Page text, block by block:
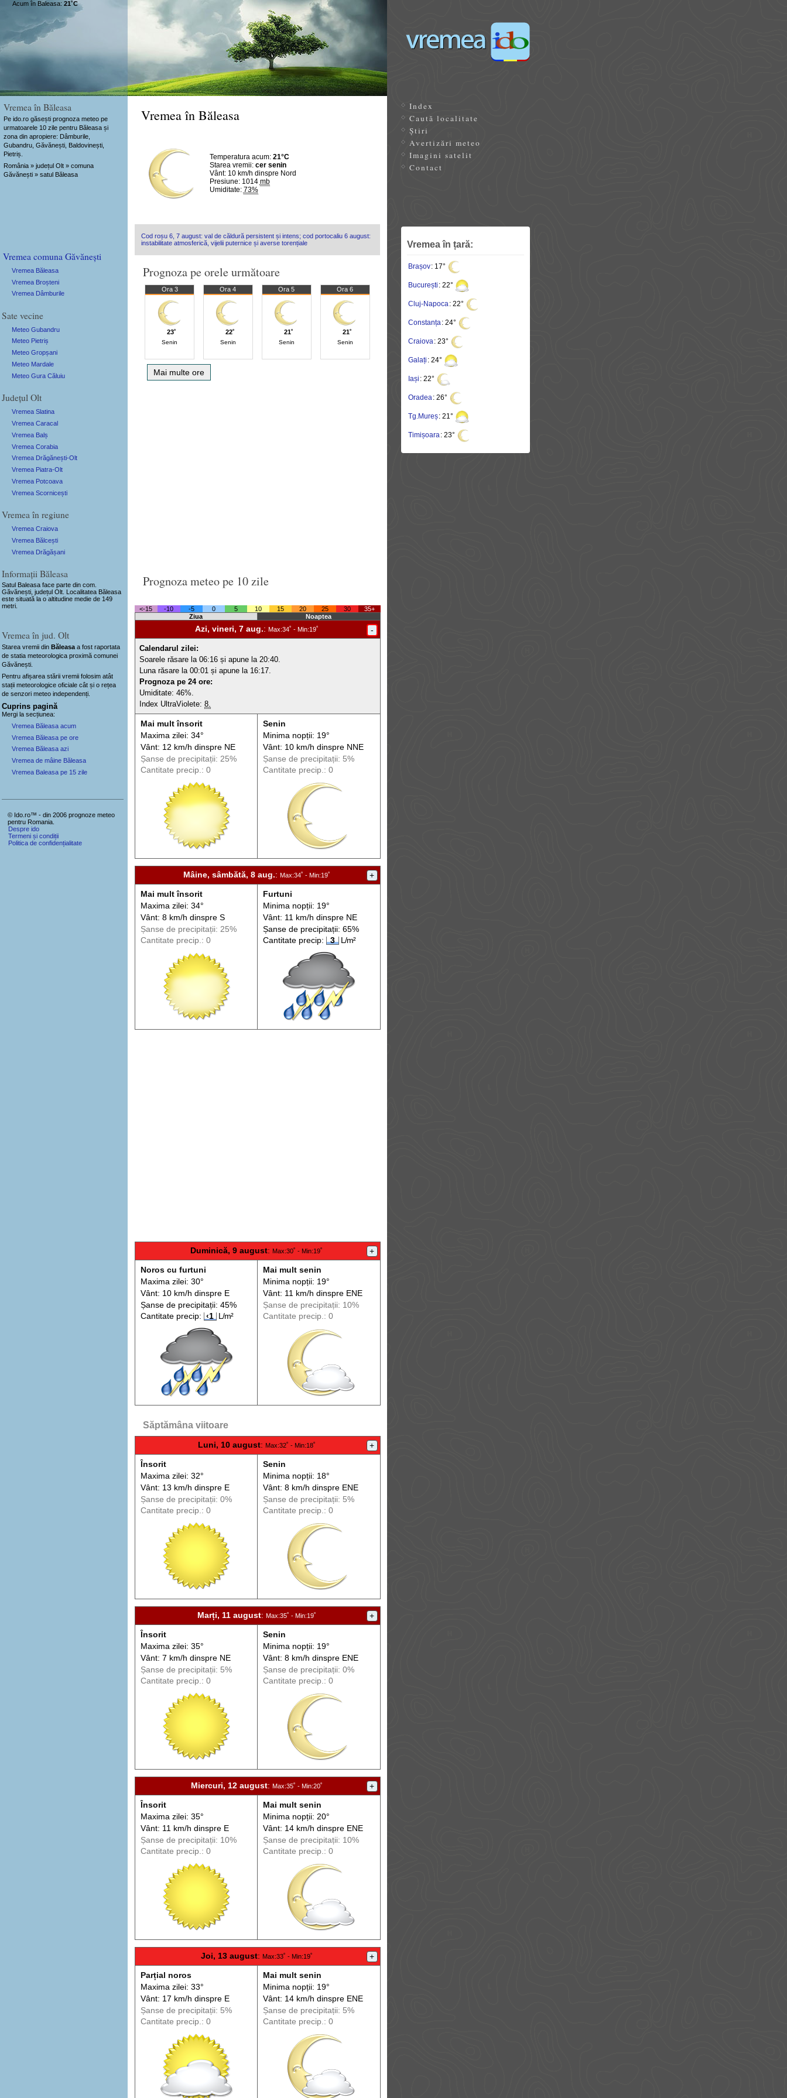
Vremea în Băleasa
Pe ido.ro găsești prognoza meteo pe
urmatoarele 10 zile pentru Băleasa și
zona din apropiere: Dâmburile,
Gubandru, Găvănești, Baldovinești,
Pietriș.
România » județul Olt » comuna
Găvănești » satul Băleasa
Vremea în Băleasa
Temperatura acum: 21°C
Starea vremii: cer senin
Vânt: 10 km/h dinspre Nord
Presiune: 1014 mb
Umiditate: 73%
Acum în Baleasa: 21˚C
Cod roșu 6, 7 august: val de căldură persistent și intens; cod portocaliu 6 august:
instabilitate atmosferică, vijelii puternice și averse torențiale
Prognoza pe orele următoare
Ora 3
23˚
Senin
Ora 4
22˚
Senin
Ora 5
21˚
Senin
Ora 6
21˚
Senin
Mai multe ore
Prognoza meteo pe 10 zile
<-15 -10 -5 0 5 10 15 20 25 30
35+
Ziua
Noaptea
Azi, vineri, 7 aug.: Max:34˚ - Min:19˚ -
Calendarul zilei:
Soarele răsare la 06:16 și apune la 20:40.
Luna răsare la 00:01 și apune la 16:17.
Prognoza pe 24 ore:
Umiditate: 46%.
Index UltraViolete:8.
Mai mult însorit
Maxima zilei: 34°
Vânt: 12 km/h dinspreNE
Șanse de precipitații: 25%
Cantitate precip.: 0
Senin
Minima nopții: 19°
Vânt: 10 km/h dinspreNNE
Șanse de precipitații: 5%
Cantitate precip.: 0
Mâine, sâmbătă, 8 aug.: Max:34˚ - Min:19˚ +
Mai mult însorit
Maxima zilei: 34°
Vânt: 8 km/h dinspreS
Șanse de precipitații: 25%
Cantitate precip.: 0
Furtuni
Minima nopții: 19°
Vânt: 11 km/h dinspreNE
Șanse de precipitații: 65%
Cantitate precip:
3 L/m²
Duminică, 9 august: Max:30˚ - Min:19˚ +
Noros cu furtuni
Maxima zilei: 30°
Vânt: 10 km/h dinspreE
Șanse de precipitații: 45%
Cantitate precip:
‹1 L/m²
Mai mult senin
Minima nopții: 19°
Vânt: 11 km/h dinspreENE
Șanse de precipitații: 10%
Cantitate precip.: 0
Săptămâna viitoare
Luni, 10 august: Max:32˚ - Min:18˚ +
Însorit
Maxima zilei: 32°
Vânt: 13 km/h dinspreE
Șanse de precipitații: 0%
Cantitate precip.: 0
Senin
Minima nopții: 18°
Vânt: 8 km/h dinspreENE
Șanse de precipitații: 5%
Cantitate precip.: 0
Marți, 11 august: Max:35˚ - Min:19˚ +
Însorit
Maxima zilei: 35°
Vânt: 7 km/h dinspreNE
Șanse de precipitații: 5%
Cantitate precip.: 0
Senin
Minima nopții: 19°
Vânt: 8 km/h dinspreENE
Șanse de precipitații: 0%
Cantitate precip.: 0
Miercuri, 12 august: Max:35˚ - Min:20˚ +
Însorit
Maxima zilei: 35°
Vânt: 11 km/h dinspreE
Șanse de precipitații: 10%
Cantitate precip.: 0
Mai mult senin
Minima nopții: 20°
Vânt: 14 km/h dinspreENE
Șanse de precipitații: 10%
Cantitate precip.: 0
Joi, 13 august: Max:33˚ - Min:19˚ +
Parțial noros
Maxima zilei: 33°
Vânt: 17 km/h dinspreE
Șanse de precipitații: 5%
Cantitate precip.: 0
Mai mult senin
Minima nopții: 19°
Vânt: 14 km/h dinspreENE
Șanse de precipitații: 5%
Cantitate precip.: 0
Index
Caută localitate
Știri
Avertizări meteo
Imagini satelit
Contact
Vremea în țară:
Brașov: 17°
București : 22°
Cluj-Napoca: 22°
Constanța: 24°
Craiova: 23°
Galați : 24°
Iași : 22°
Oradea: 26°
Tg.Mureș: 21°
Timișoara: 23°
Vremea comuna Găvănești
Vremea Băleasa
Vremea Broșteni
Vremea Dâmburile
Sate vecine
Meteo Gubandru
Meteo Pietriș
Meteo Gropșani
Meteo Mardale
Meteo Gura Căluiu
Județul Olt
Vremea Slatina
Vremea Caracal
Vremea Balș
Vremea Corabia
Vremea Drăgănești-Olt
Vremea Piatra-Olt
Vremea Potcoava
Vremea Scornicești
Vremea în regiune
Vremea Craiova
Vremea Bălcești
Vremea Drăgășani
Informații Băleasa
Satul Baleasa face parte din com.
Găvănești, județul Olt. Localitatea Băleasa
este situată la o altitudine medie de 149
metri.
Vremea în jud. Olt
Starea vremii dinBăleasa a fost raportata
de statia meteorologica proximă comunei
Găvănești.
Pentru afișarea stării vremii folosim atât
stații meteorologice oficiale cât și o rețea
de senzori meteoindependenți
Cuprins pagină
Mergi la secțiunea:
Vremea Băleasa acum
Vremea Băleasa pe ore
Vremea Băleasa azi
Vremea de mâine Băleasa
Vremea Baleasa pe 15 zile
© Ido.ro™ - din 2006 prognoze meteo
pentru Romania.
Despre ido
Termeni și condiții
Politica de confidențialitate